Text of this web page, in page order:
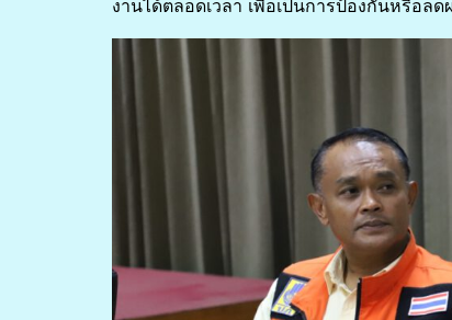
งานได้ตลอดเวลา เพื่อเป็นการป้องกันหรือ